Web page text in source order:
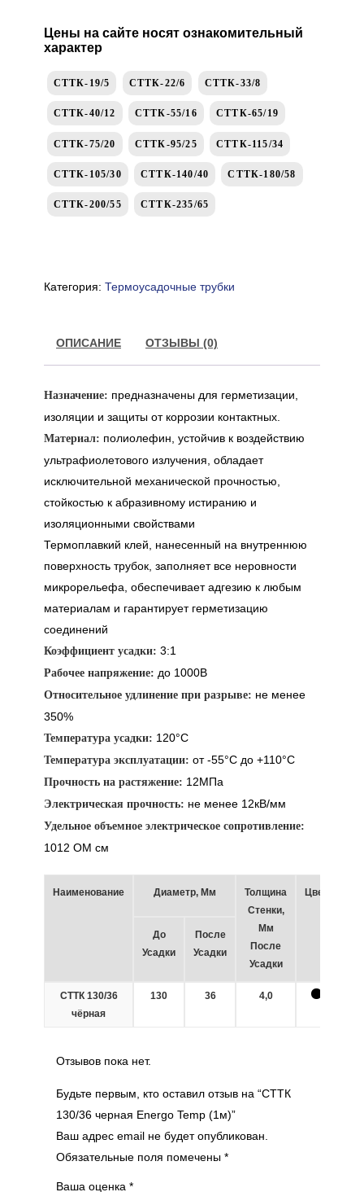
Цены на сайте носят ознакомительный
характер
СТТК-19/5 СТТК-22/6 СТТК-33/8
СТТК-40/12 СТТК-55/16 СТТК-65/19
СТТК-75/20 СТТК-95/25 СТТК-115/34
СТТК-105/30 СТТК-140/40 СТТК-180/58
СТТК-200/55 СТТК-235/65
Категория: Термоусадочные трубки
ОПИСАНИЕ ОТЗЫВЫ (0)
Назначение: предназначены для герметизации,
изоляции и защиты от коррозии контактных.
Материал: полиолефин, устойчив к воздействию
ультрафиолетового излучения, обладает
исключительной механической прочностью,
стойкостью к абразивному истиранию и
изоляционными свойствами
Термоплавкий клей, нанесенный на внутреннюю
поверхность трубок, заполняет все неровности
микрорельефа, обеспечивает адгезию к любым
материалам и гарантирует герметизацию
соединений
Коэффициент усадки: 3:1
Рабочее напряжение: до 1000В
Относительное удлинение при разрыве: не менее
350%
Температура усадки: 120°C
Температура эксплуатации: от -55°C до +110°C
Прочность на растяжение: 12МПа
Электрическая прочность: не менее 12кВ/мм
Удельное объемное электрическое сопротивление:
1012 ОМ см
Наименование Диаметр, Мм
Толщина
Стенки,
Мм
После
Усадки
Цвет
До
Усадки
После
Усадки
СТТК 130/36
чёрная
130 36 4,0
Отзывов пока нет.
Будьте первым, кто оставил отзыв на “СТТК
130/36 черная Energo Temp (1м)”
Ваш адрес email не будет опубликован.
Обязательные поля помечены *
Ваша оценка *